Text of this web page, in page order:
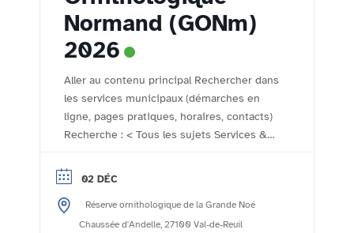
Normand (GONm)
2026
Aller au contenu principal Rechercher dans
les services municipaux (démarches en
ligne, pages pratiques, horaires, contacts)
Recherche : < Tous les sujets Services &
associations Le comptoir des associations
- l'agenda de la vie associative rolivaloise
Imprimer Publié le :24/10/2023 Mis à jour
le :06/11/2023 Le Groupe Ornithologique
02 DÉC
Réserve ornithologique de la Grande Noé
Chaussée d'Andelle, 27100 Val-de-Reuil